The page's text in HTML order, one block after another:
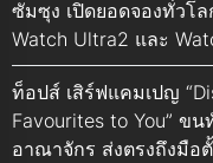
ซัมซุง เปิดยอดจองทั่วโล
Watch Ultra2 และ
ท็อปส์ เสิร์ฟแคมเปญ
Favourites to You” ข
อาณาจักร ส่งตรงถึงมือ